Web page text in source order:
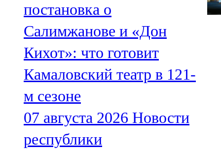
постановка о
Салимжанове и «Дон
Кихот»: что готовит
Камаловский театр в 121-
м сезоне
07 августа 2026 Новости
республики